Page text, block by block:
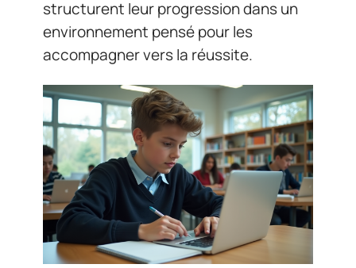
structurent leur progression dans un
environnement pensé pour les
accompagner vers la réussite.